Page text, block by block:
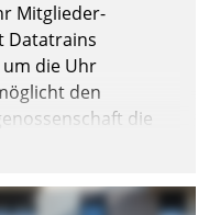
Mitglieder-
Datatrains
die Uhr
den
die
Tablet oder PC.